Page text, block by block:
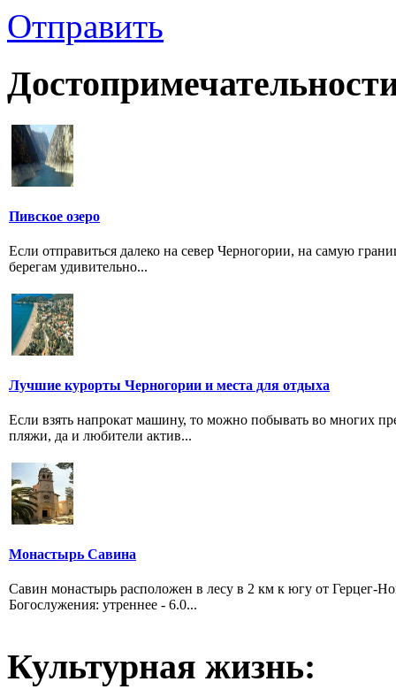
Отправить
Пивское озеро
Если отправиться далеко на север Черногории, на самую
берегам удивительно...
Лучшие курорты Черногории и места для отдыха
Если взять напрокат машину, то можно побывать во многих
пляжи, да и любители актив...
Монастырь Савина
Савин монастырь расположен в лесу в 2 км к югу от Герцег-
Богослужения: утреннее - 6.0...
Культурная жизнь: